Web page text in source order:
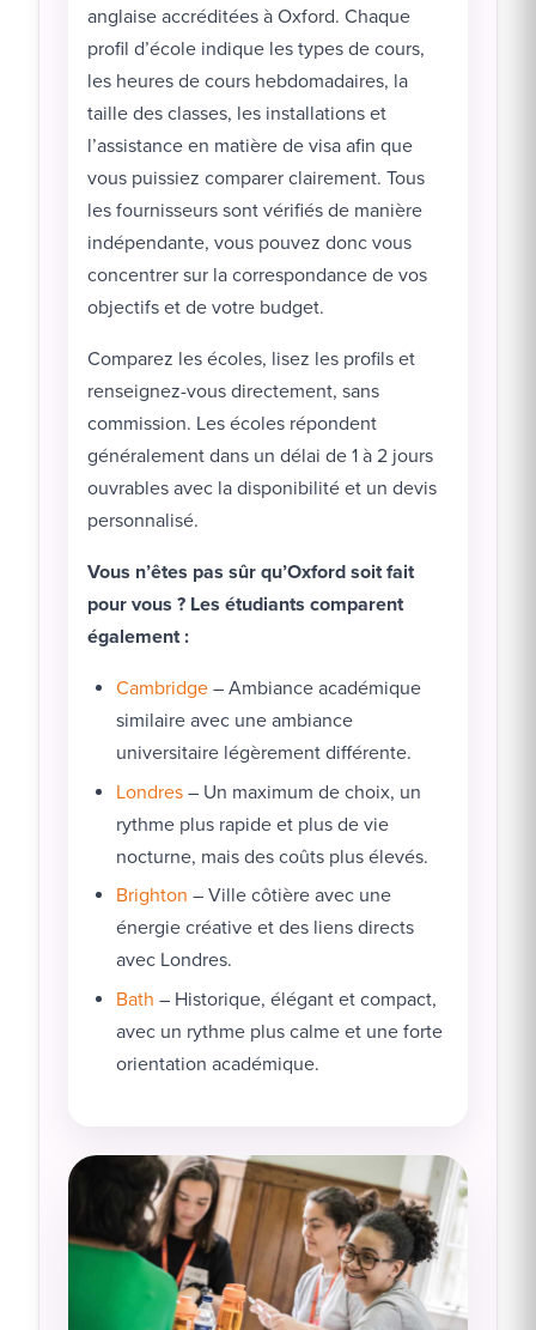
anglaise accréditées à Oxford. Chaque
profil d’école indique les types de cours,
les heures de cours hebdomadaires, la
taille des classes, les installations et
l’assistance en matière de visa afin que
vous puissiez comparer clairement. Tous
les fournisseurs sont vérifiés de manière
indépendante, vous pouvez donc vous
concentrer sur la correspondance de vos
objectifs et de votre budget.
Comparez les écoles, lisez les profils et
renseignez-vous directement, sans
commission. Les écoles répondent
généralement dans un délai de 1 à 2 jours
ouvrables avec la disponibilité et un devis
personnalisé.
Vous n’êtes pas sûr qu’Oxford soit fait
pour vous ? Les étudiants comparent
également :
Cambridge – Ambiance académique
similaire avec une ambiance
universitaire légèrement différente.
Londres – Un maximum de choix, un
rythme plus rapide et plus de vie
nocturne, mais des coûts plus élevés.
Brighton – Ville côtière avec une
énergie créative et des liens directs
avec Londres.
Bath – Historique, élégant et compact,
avec un rythme plus calme et une forte
orientation académique.